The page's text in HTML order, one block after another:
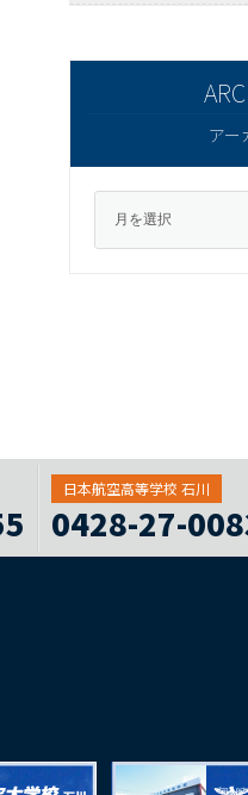
アー
日本航空高等学校 石川
0428-27-